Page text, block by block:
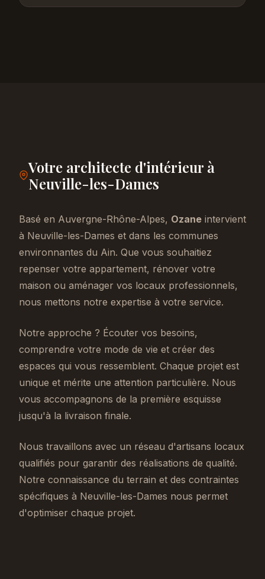
Votre architecte d'intérieur à
Neuville-les-Dames
Basé en Auvergne-Rhône-Alpes, Ozane intervient
à Neuville-les-Dames et dans les communes
environnantes du Ain. Que vous souhaitiez
repenser votre appartement, rénover votre
maison ou aménager vos locaux professionnels,
nous mettons notre expertise à votre service.
Notre approche ? Écouter vos besoins,
comprendre votre mode de vie et créer des
espaces qui vous ressemblent. Chaque projet est
unique et mérite une attention particulière. Nous
vous accompagnons de la première esquisse
jusqu'à la livraison finale.
Nous travaillons avec un réseau d'artisans locaux
qualifiés pour garantir des réalisations de qualité.
Notre connaissance du terrain et des contraintes
spécifiques à Neuville-les-Dames nous permet
d'optimiser chaque projet.